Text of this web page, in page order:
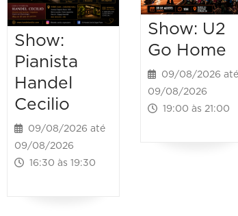
Show:
Pianista
Handel
Cecilio
09/08/2026 até
09/08/2026
16:30 às 19:30
Show: U2
Go Home
09/08/2026 até
09/08/2026
19:00 às 21:00